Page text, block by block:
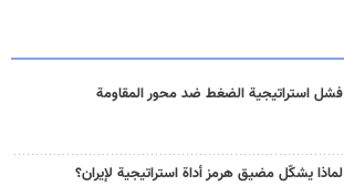
فشل استراتيجية الضغط ضد محور المقاومة
لماذا يشكّل مضيق هرمز أداة استراتيجية لإيران؟